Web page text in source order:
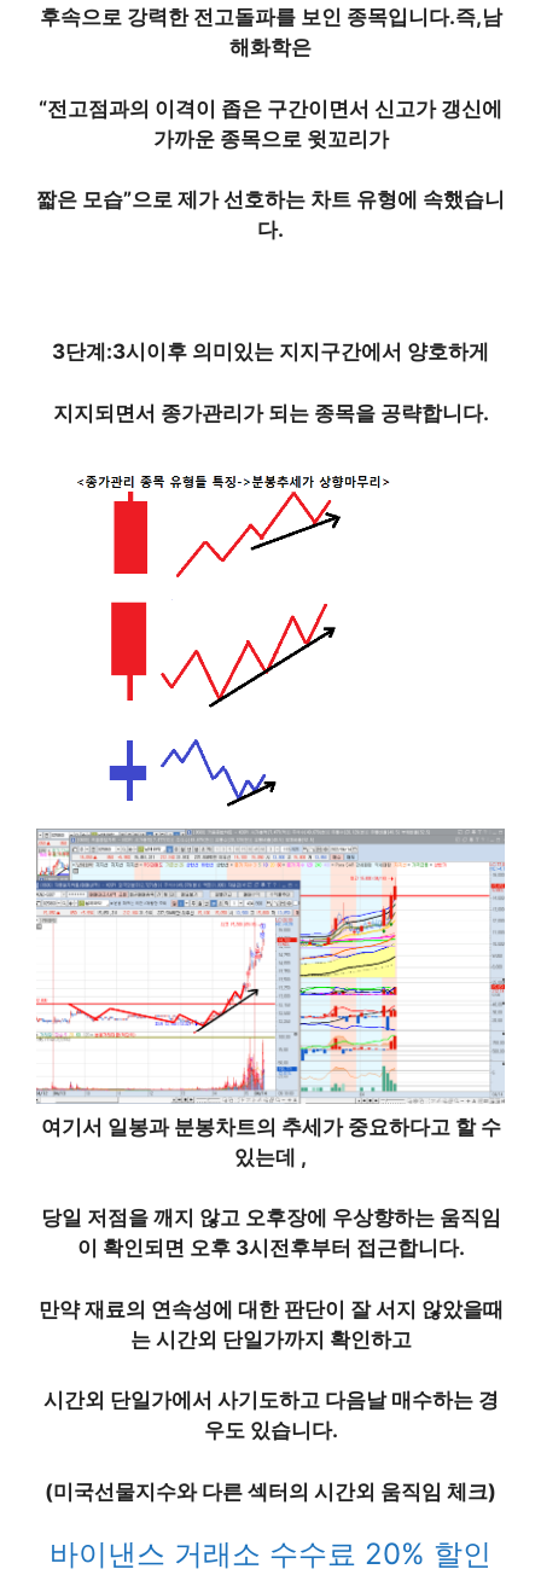
후속으로 강력한 전고돌파를 보인 종목입니다.즉,남
해화학은
“전고점과의 이격이 좁은 구간이면서 신고가 갱신에
가까운 종목으로 윗꼬리가
짧은 모습”으로 제가 선호하는 차트 유형에 속했습니
다.
3단계:3시이후 의미있는 지지구간에서 양호하게
지지되면서 종가관리가 되는 종목을 공략합니다.
여기서 일봉과 분봉차트의 추세가 중요하다고 할 수
있는데 ,​
당일 저점을 깨지 않고 오후장에 우상향하는 움직임
이 확인되면 오후 3시전후부터 접근합니다.
만약 재료의 연속성에 대한 판단이 잘 서지 않았을때
는 시간외 단일가까지 확인하고
시간외 단일가에서 사기도하고 다음날 매수하는 경
우도 있습니다.
(미국선물지수와 다른 섹터의 시간외 움직임 체크)
바이낸스 거래소 수수료 20% 할인